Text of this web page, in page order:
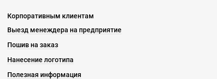
Корпоративным клиентам
Выезд менеждера на предприятие
Пошив на заказ
Нанесение логотипа
Полезная информация